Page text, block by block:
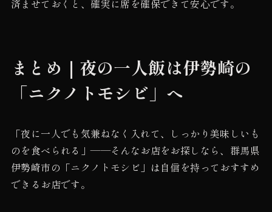
済ませておくと、確実に席を確保できて安心です。
まとめ｜夜の一人飯は伊勢崎の
「ニクノトモシビ」へ
「夜に一人でも気兼ねなく入れて、しっかり美味しいも
のを食べられる」——そんなお店をお探しなら、群馬県
伊勢崎市の「ニクノトモシビ」は自信を持っておすすめ
できるお店です。